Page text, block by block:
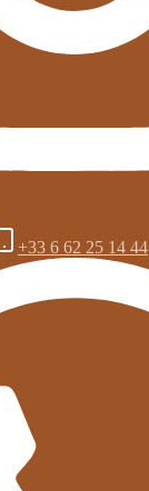
+33 6 62 25 14 44